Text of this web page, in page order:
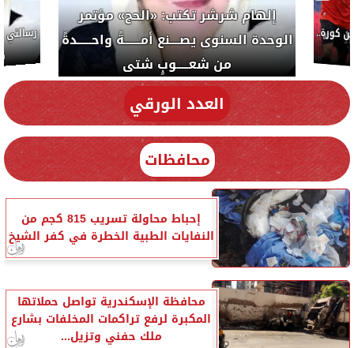
إلهام شرشر تكتب: «الحج» مؤتمر
الوحدة السنوى يصــــنع أمـــــــةً واحــــــدةً
من شعـــــوبٍ شتى
كورة..
العدد الورقي
محافظات
إحباط محاولة تسريب 815 كجم من
النفايات الطبية الخطرة في كفر الشيخ
محافظة الإسكندرية تواصل حملاتها
المكبرة لرفع تراكمات المخلفات بشارع
ملك حفني وتزيل...